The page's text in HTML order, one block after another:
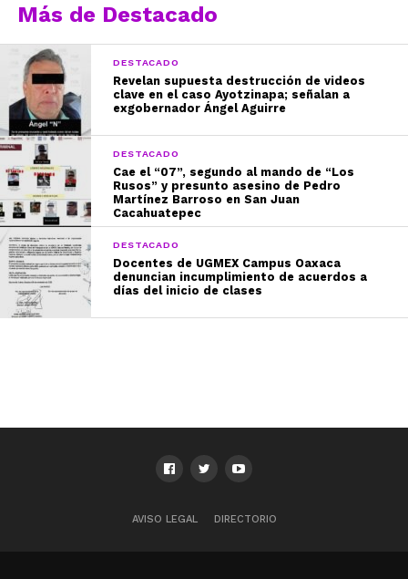
Más de Destacado
DESTACADO
Revelan supuesta destrucción de videos
clave en el caso Ayotzinapa; señalan a
exgobernador Ángel Aguirre
DESTACADO
Cae el “07”, segundo al mando de “Los
Rusos” y presunto asesino de Pedro
Martínez Barroso en San Juan
Cacahuatepec
DESTACADO
Docentes de UGMEX Campus Oaxaca
denuncian incumplimiento de acuerdos a
días del inicio de clases
AVISO LEGAL DIRECTORIO